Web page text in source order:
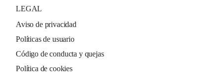
LEGAL
Aviso de privacidad
Políticas de usuario
Código de conducta y quejas
Política de cookies